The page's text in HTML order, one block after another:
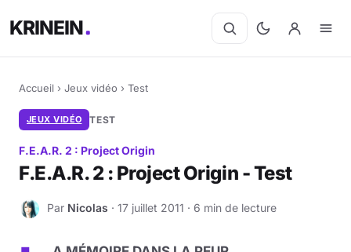
KRINEIN
Accueil › Jeux vidéo › Test
JEUX VIDÉO TEST
F.E.A.R. 2 : Project Origin
F.E.A.R. 2 : Project Origin - Test
N Par Nicolas · 17 juillet 2011 · 6 min de lecture